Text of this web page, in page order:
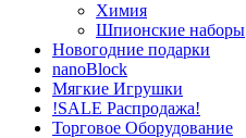
Химия
Шпионские наборы
Новогодние подарки
nanoBlock
Мягкие Игрушки
!SALE Распродажа!
Торговое Оборудование